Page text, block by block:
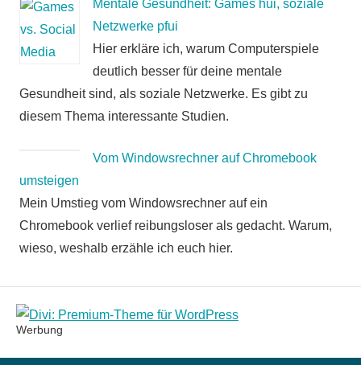
Mentale Gesundheit: Games hui, soziale
Netzwerke pfui
Hier erkläre ich, warum Computerspiele
deutlich besser für deine mentale
Gesundheit sind, als soziale Netzwerke. Es gibt zu
diesem Thema interessante Studien.
Vom Windowsrechner auf Chromebook
umsteigen
Mein Umstieg vom Windowsrechner auf ein
Chromebook verlief reibungsloser als gedacht. Warum,
wieso, weshalb erzähle ich euch hier.
Werbung